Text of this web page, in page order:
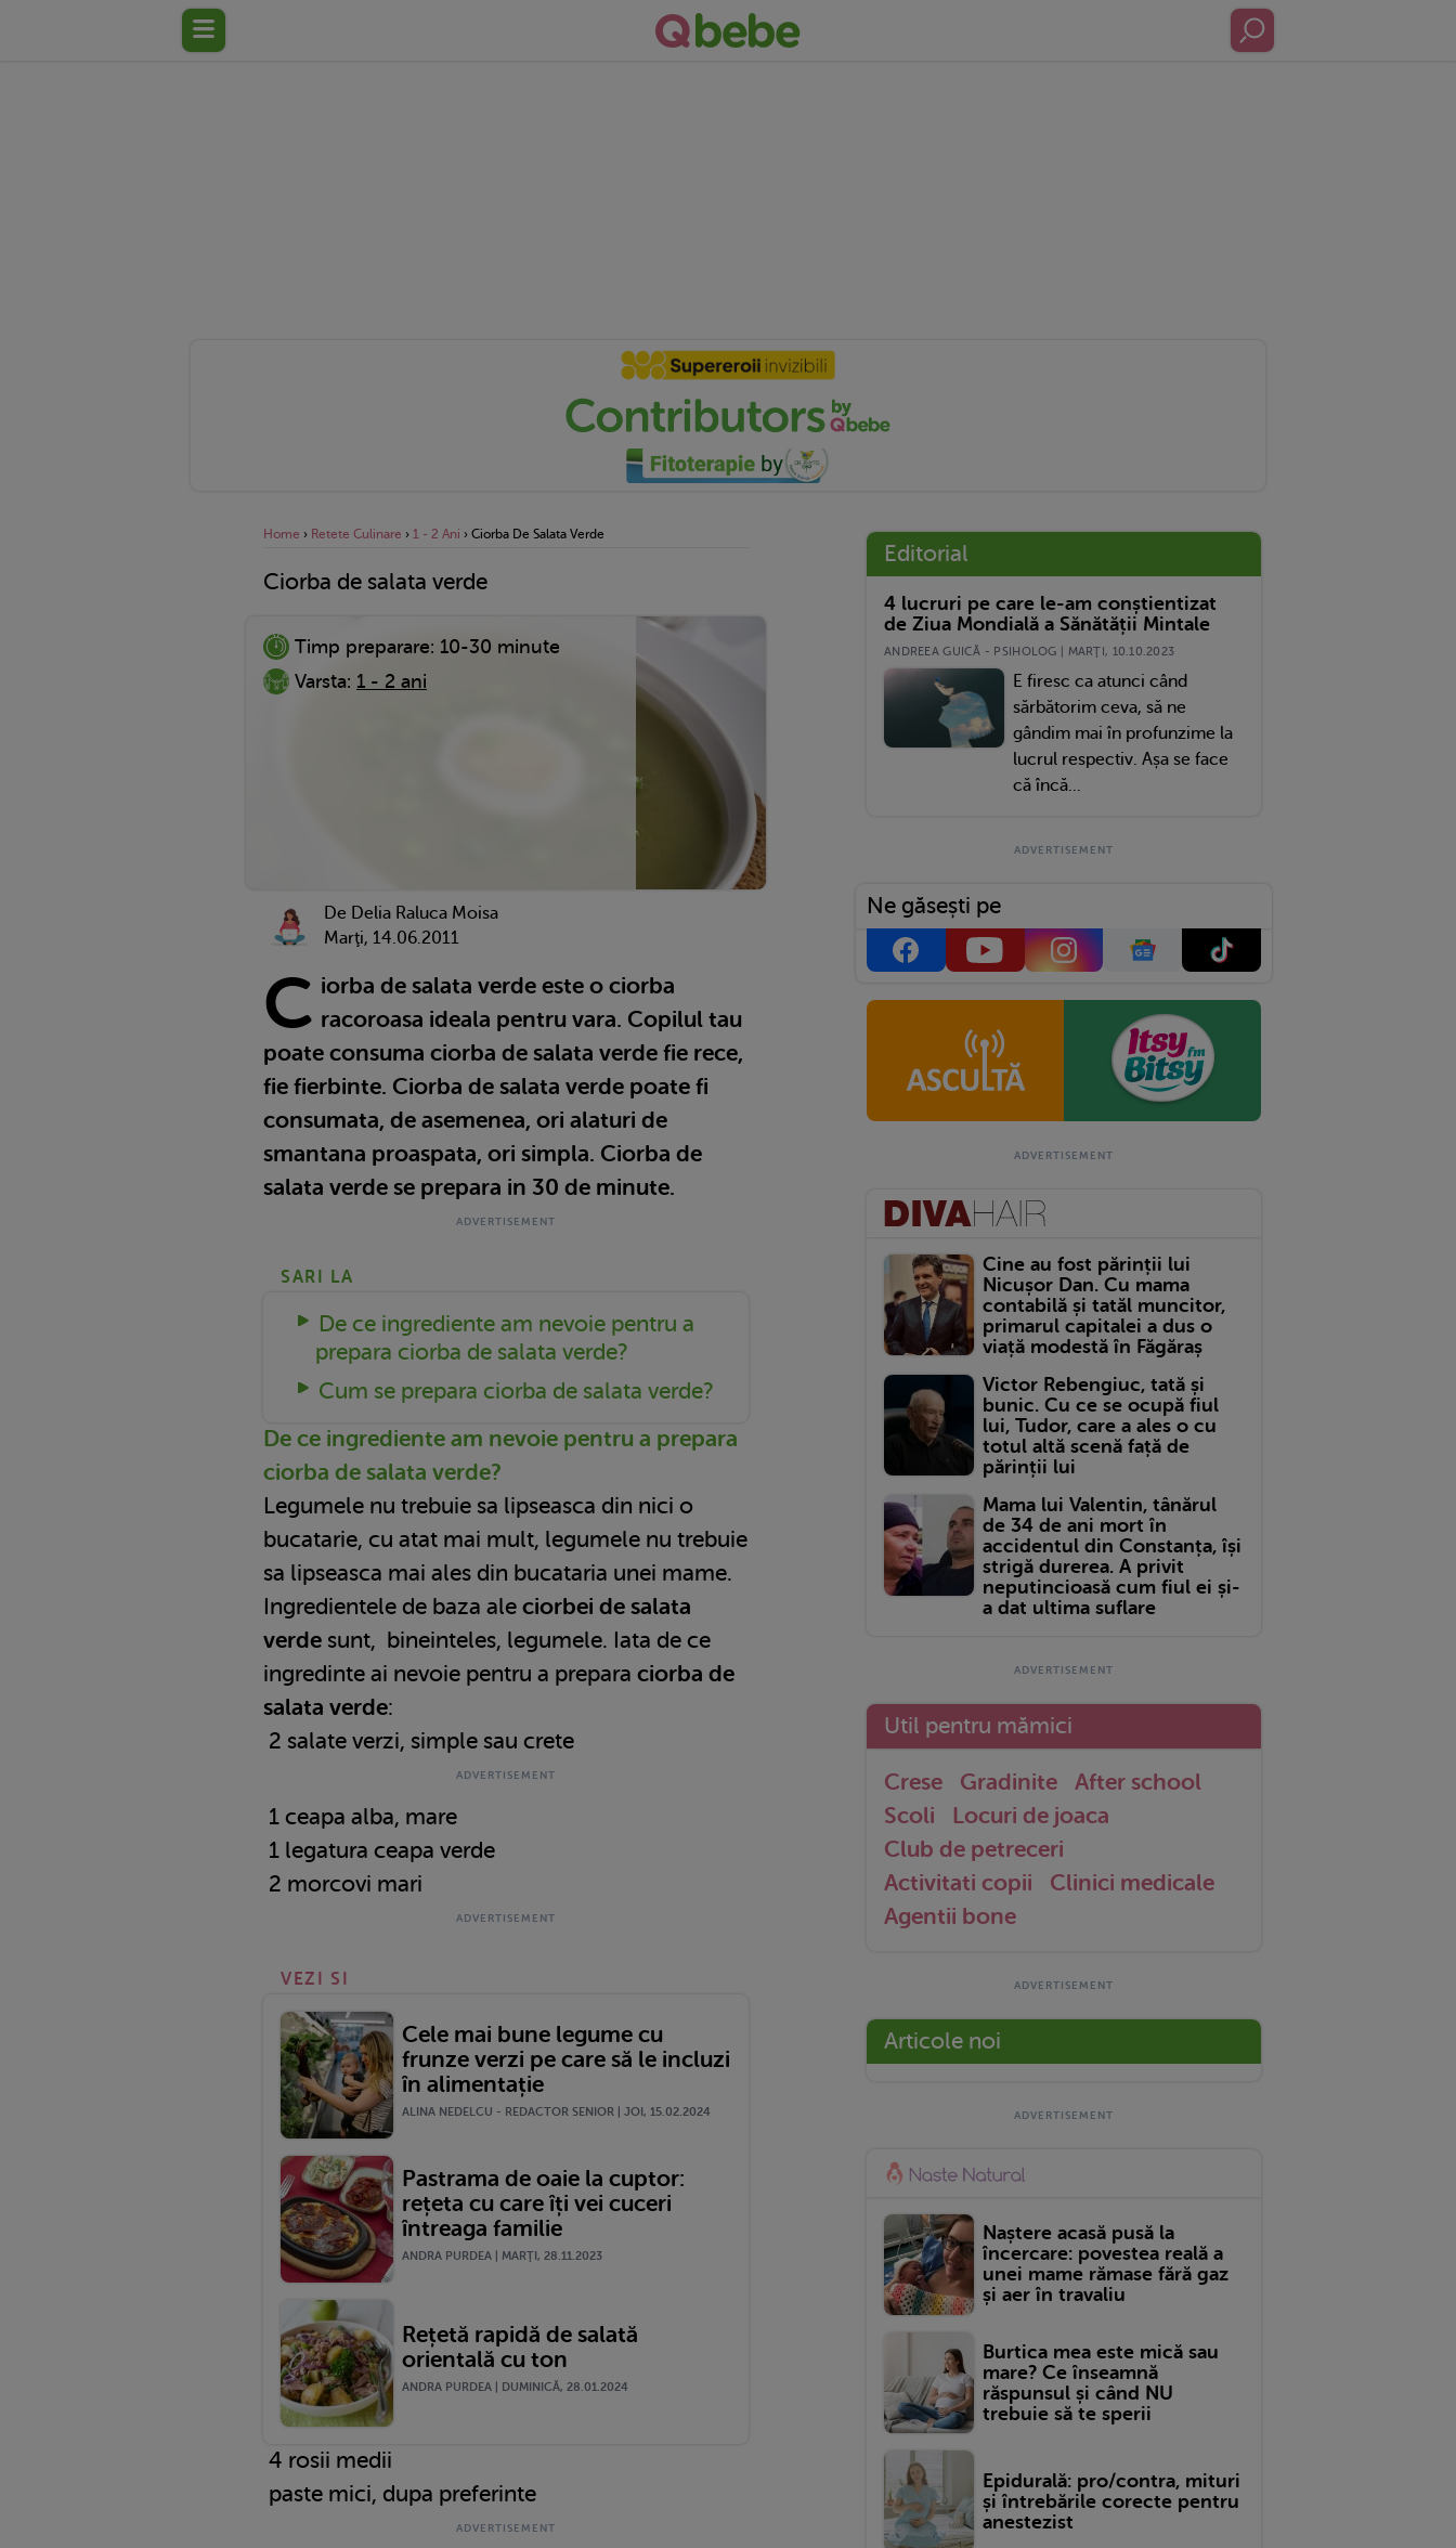
Home › Retete Culinare › 1 - 2 Ani › Ciorba De Salata Verde
Ciorba de salata verde
Timp preparare: 10-30 minute
Varsta: 1 - 2 ani
De Delia Raluca Moisa
Marţi, 14.06.2011
C iorba de salata verde este o ciorba
racoroasa ideala pentru vara. Copilul tau
poate consuma ciorba de salata verde fie rece,
fie fierbinte. Ciorba de salata verde poate fi
consumata, de asemenea, ori alaturi de
smantana proaspata, ori simpla. Ciorba de
salata verde se prepara in 30 de minute.
SARI LA
De ce ingrediente am nevoie pentru a
prepara ciorba de salata verde?
Cum se prepara ciorba de salata verde?
De ce ingrediente am nevoie pentru a prepara
ciorba de salata verde?
Legumele nu trebuie sa lipseasca din nici o
bucatarie, cu atat mai mult, legumele nu trebuie
sa lipseasca mai ales din bucataria unei mame.
Ingredientele de baza ale ciorbei de salata
verde sunt, bineinteles, legumele. Iata de ce
ingredinte ai nevoie pentru a prepara ciorba de
salata verde:
2 salate verzi, simple sau crete
1 ceapa alba, mare
1 legatura ceapa verde
2 morcovi mari
VEZI SI
Cele mai bune legume cu
frunze verzi pe care să le incluzi
în alimentație
ALINA NEDELCU - REDACTOR SENIOR | JOI, 15.02.2024
Pastrama de oaie la cuptor:
rețeta cu care îți vei cuceri
întreaga familie
ANDRA PURDEA | MARŢI, 28.11.2023
Rețetă rapidă de salată
orientală cu ton
ANDRA PURDEA | DUMINICĂ, 28.01.2024
4 rosii medii
paste mici, dupa preferinte
Editorial
4 lucruri pe care le-am conștientizat
de Ziua Mondială a Sănătății Mintale
ANDREEA GUICĂ - PSIHOLOG | MARŢI, 10.10.2023
E firesc ca atunci când
sărbătorim ceva, să ne
gândim mai în profunzime la
lucrul respectiv. Așa se face
că încă...
Ne găsești pe
Cine au fost părinții lui
Nicușor Dan. Cu mama
contabilă și tatăl muncitor,
primarul capitalei a dus o
viață modestă în Făgăraș
Victor Rebengiuc, tată și
bunic. Cu ce se ocupă fiul
lui, Tudor, care a ales o cu
totul altă scenă față de
părinții lui
Mama lui Valentin, tânărul
de 34 de ani mort în
accidentul din Constanța, își
strigă durerea. A privit
neputincioasă cum fiul ei și-
a dat ultima suflare
Util pentru mămici
Crese Gradinite
After school
Scoli
Locuri de joaca
Club de petreceri
Activitati copii
Clinici medicale
Agentii bone
Articole noi
Naștere acasă pusă la
încercare: povestea reală a
unei mame rămase fără gaz
și aer în travaliu
Burtica mea este mică sau
mare? Ce înseamnă
răspunsul și când NU
trebuie să te sperii
Epidurală: pro/contra, mituri
și întrebările corecte pentru
anestezist